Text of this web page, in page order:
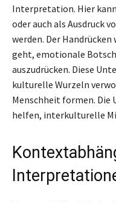
Interpretation. Hier
oder auch als Ausdruck
werden. Der
geht, emotionale
auszudrücken. Diese
kulturelle Wurzeln
Menschheit formen. Die
helfen, interkulturelle